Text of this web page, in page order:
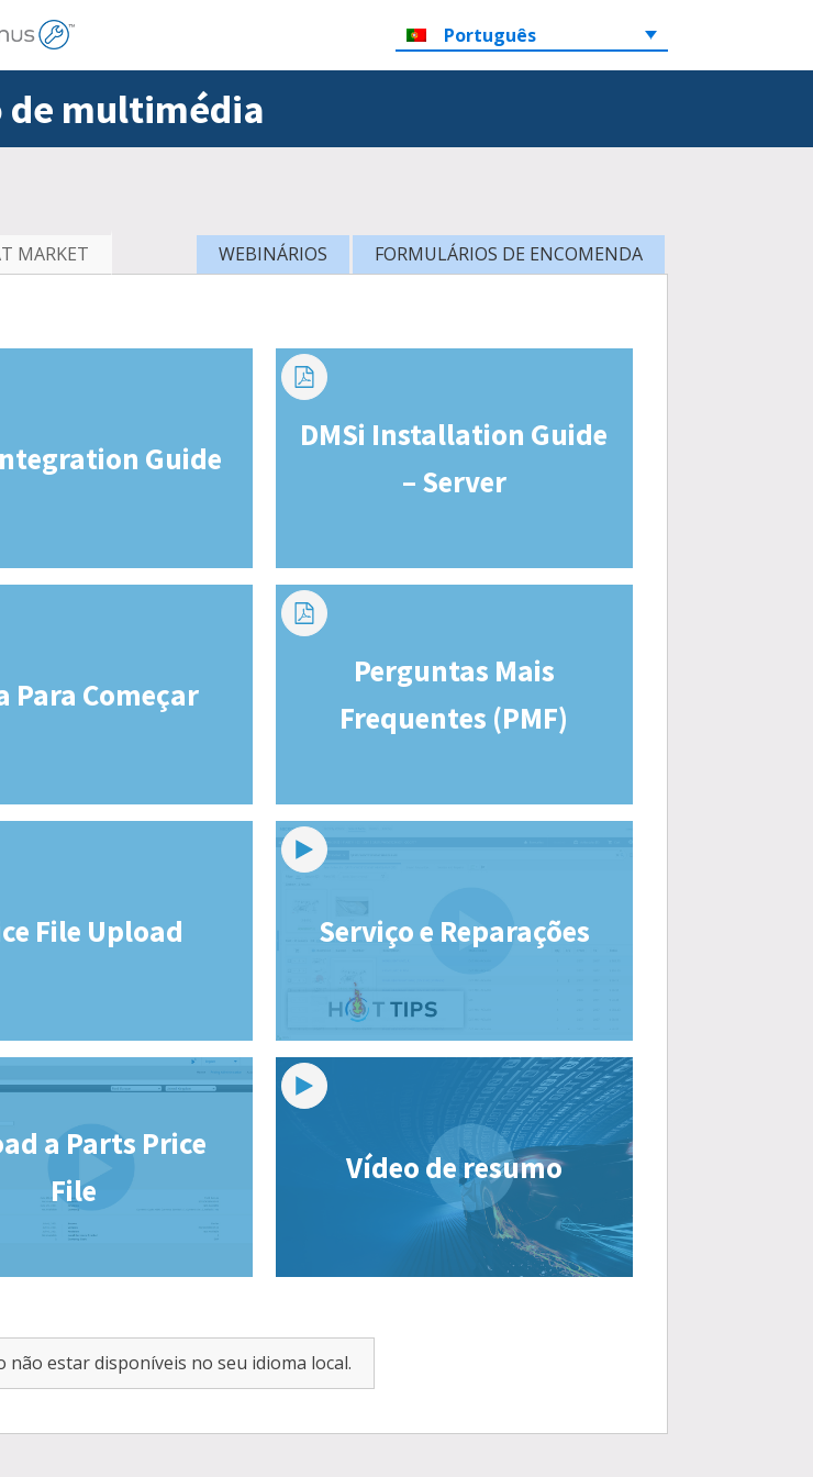
Português
de multimédia
MARKET WEBINÁRIOS FORMULÁRIOS DE ENCOMENDA
Guide
DMSi Installation Guide
– Server
Para Começar
Perguntas Mais
Frequentes (PMF)
File Upload Serviço e Reparações
a Parts Price
File
Vídeo de resumo
estar disponíveis no seu idioma local.